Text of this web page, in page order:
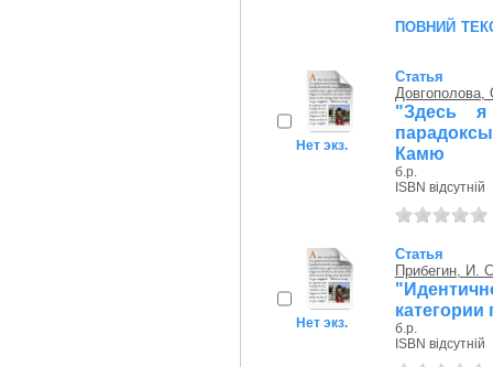
повний
Нет экз.
Статья
Довгополова,
"Здесь я
Камю
б.р.
ISBN відсутній
Нет экз.
Статья
Прибегин, И.
категории
б.р.
ISBN відсутній